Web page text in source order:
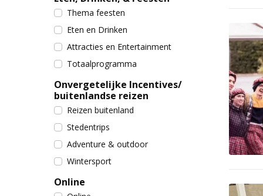
Thema feesten
Eten en Drinken
Attracties en Entertainment
Totaalprogramma
Onvergetelijke Incentives/
buitenlandse reizen
Reizen buitenland
Stedentrips
Adventure & outdoor
Wintersport
Online